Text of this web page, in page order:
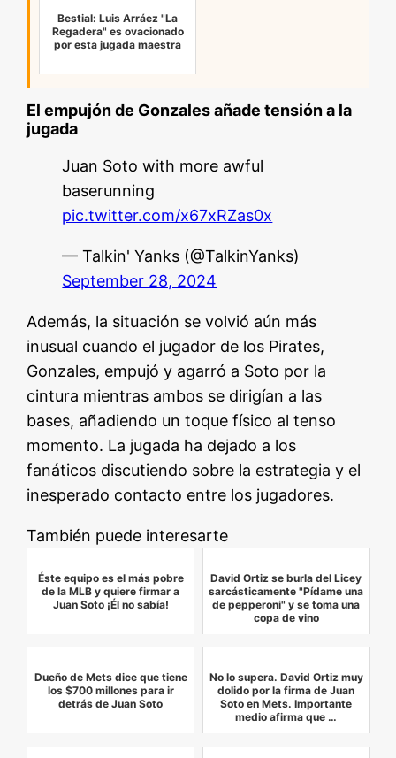
Bestial: Luis Arráez "La
Regadera" es ovacionado
por esta jugada maestra
El empujón de Gonzales añade tensión a la
jugada
Juan Soto with more awful
baserunning
pic.twitter.com/x67xRZas0x
— Talkin' Yanks (@TalkinYanks)
September 28, 2024
Además, la situación se volvió aún más
inusual cuando el jugador de los Pirates,
Gonzales, empujó y agarró a Soto por la
cintura mientras ambos se dirigían a las
bases, añadiendo un toque físico al tenso
momento. La jugada ha dejado a los
fanáticos discutiendo sobre la estrategia y el
inesperado contacto entre los jugadores.
También puede interesarte
Éste equipo es el más pobre
de la MLB y quiere firmar a
Juan Soto ¡Él no sabía!
David Ortiz se burla del Licey
sarcásticamente "Pídame una
de pepperoni" y se toma una
copa de vino
Dueño de Mets dice que tiene
los $700 millones para ir
detrás de Juan Soto
No lo supera. David Ortiz muy
dolido por la firma de Juan
Soto en Mets. Importante
medio afirma que …